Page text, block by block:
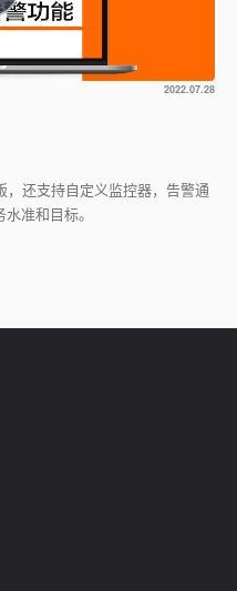
2022.07.28
还支持自定义监控器，告警通
准和目标。